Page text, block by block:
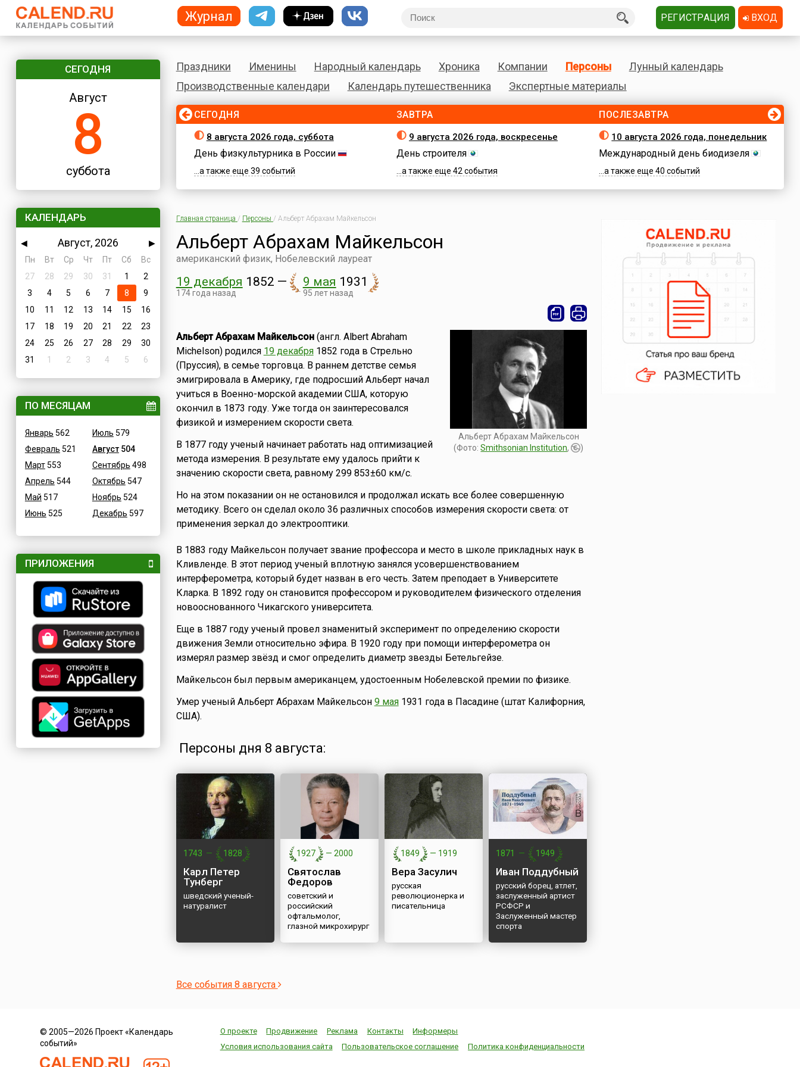
СЕГОДНЯ
Август
8
суббота
КАЛЕНДАРЬ
◀ Август, 2026
▶
Пн
Вт Ср Чт Пт Сб
Вс
27
28 29 30 31 1
2
3
4 5 6 7 8
9
10
11 12 13 14 15
16
17
18 19 20 21 22
23
24
25 26 27 28 29
30
31
1 2 3 4 5 6
ПО МЕСЯЦАМ
Январь 562
Февраль 521
Март553
Апрель 544
Май 517
Июнь 525
Июль 579
Август504
Сентябрь 498
Октябрь 547
Ноябрь 524
Декабрь 597
ПРИЛОЖЕНИЯ
Праздники Именины Народный календарь Хроника Компании Персоны
Лунный календарь
Производственные календари
Календарь путешественника Экспертные материалы
СЕГОДНЯ
8 августа 2026 года, суббота
День физкультурника в России
...а также еще 39 событий
ЗАВТРА
9 августа 2026 года, воскресенье
День строителя
...а также еще 42 события
ПОСЛЕЗАВТРА
10 августа 2026 года, понедельник
Международный день биодизеля
...а также еще 40 событий
Главная страница / Персоны / Альберт Абрахам Майкельсон
Альберт Абрахам Майкельсон
американский физик, Нобелевский лауреат
19 декабря 1852
174 года назад
— 9 мая 1931
95 лет назад
Альберт Абрахам Майкельсон
(Фото:Smithsonian Institution, )
Альберт Абрахам Майкельсон(англ. Albert Abraham
Michelson) родился 19 декабря1852 года в Стрельно
(Пруссия), в семье торговца. В раннем детстве семья
эмигрировала в Америку, где подросший Альберт начал
учиться в Военно-морской академии США, которую
окончил в 1873 году. Уже тогда он заинтересовался
физикой и измерением скорости света.
В 1877 году ученый начинает работать над оптимизацией
метода измерения. В результате ему удалось прийти к
значению скорости света, равному 299 853±60 км/с.
Но на этом показании он не остановился и продолжал искать все более совершенную
методику. Всего он сделал около 36 различных способов измерения скорости света: от
применения зеркал до электрооптики.
В 1883 году Майкельсон получает звание профессора и место в школе прикладных наук в
Кливленде. В этот период ученый вплотную занялся усовершенствованием
интерферометра, который будет назван в его честь. Затем преподает в Университете
Кларка. В 1892 году он становится профессором и руководителем физического отделения
новооснованного Чикагского университета.
Еще в 1887 году ученый провел знаменитый эксперимент по определению скорости
движения Земли относительно эфира. В 1920 году при помощи интерферометра он
измерял размер звёзд и смог определить диаметр звезды Бетельгейзе.
Майкельсон был первым американцем, удостоенным Нобелевской премии по физике.
Умер ученый Альберт Абрахам Майкельсон 9 мая1931 года в Пасадине (штат Калифорния,
США).
Персоны дня 8 августа:
1743 — 1828
Карл Петер
Тунберг
шведский ученый-
натуралист
1927 — 2000
Святослав
Федоров
советский и
российский
офтальмолог,
глазной микрохирург
1849 — 1919
Вера Засулич
русская
революционерка и
писательница
1871 — 1949
Иван Поддубный
русский борец, атлет,
заслуженный артист
РСФСР и
Заслуженный мастер
спорта
Все события 8 августа
© 2005—2026 Проект «Календарь
событий»
О проекте Продвижение Реклама Контакты
Информеры
Условия использования сайта
Пользовательское соглашение Политика конфиденциальности
Журнал РЕГИСТРАЦИЯ ВХОД